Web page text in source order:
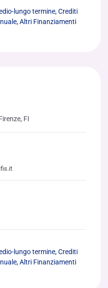
lungo termine, Crediti
Altri Finanziamenti
FI
lungo termine, Crediti
Altri Finanziamenti